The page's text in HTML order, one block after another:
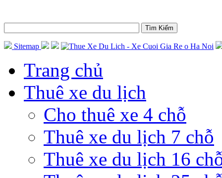
Sitemap
Trang chủ
Thuê xe du lịch
Cho thuê xe 4 chỗ
Thuê xe du lịch 7 chỗ
Thuê xe du lịch 16